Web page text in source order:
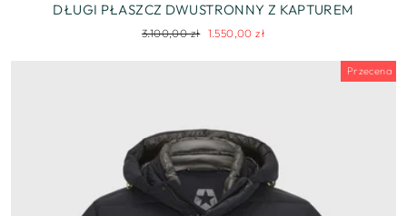
DŁUGI PŁASZCZ DWUSTRONNY Z KAPTUREM
Regularna
3.100,00 zł Cena
1.550,00 zł
Przecena